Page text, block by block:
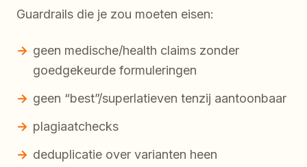
Guardrails die je zou moeten eisen:
geen medische/health claims zonder
goedgekeurde formuleringen
geen “best”/superlatieven tenzij aantoonbaar
plagiaatchecks
deduplicatie over varianten heen